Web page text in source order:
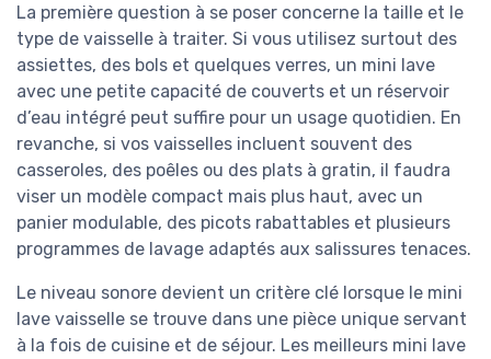
La première question à se poser concerne la taille et le
type de vaisselle à traiter. Si vous utilisez surtout des
assiettes, des bols et quelques verres, un mini lave
avec une petite capacité de couverts et un réservoir
d’eau intégré peut suffire pour un usage quotidien. En
revanche, si vos vaisselles incluent souvent des
casseroles, des poêles ou des plats à gratin, il faudra
viser un modèle compact mais plus haut, avec un
panier modulable, des picots rabattables et plusieurs
programmes de lavage adaptés aux salissures tenaces.
Le niveau sonore devient un critère clé lorsque le mini
lave vaisselle se trouve dans une pièce unique servant
à la fois de cuisine et de séjour. Les meilleurs mini lave